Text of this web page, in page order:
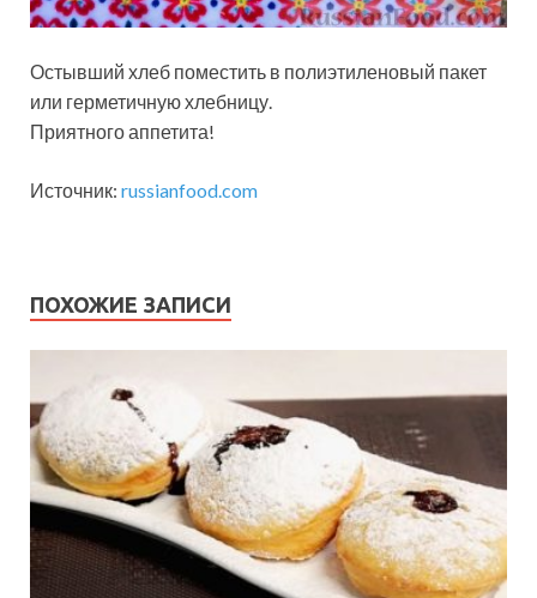
Остывший хлеб поместить в полиэтиленовый пакет
или герметичную хлебницу.
Приятного аппетита!
Источник: russianfood.com
ПОХОЖИЕ ЗАПИСИ